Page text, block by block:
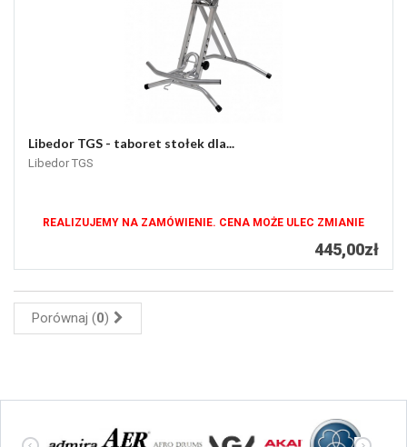
Libedor TGS - taboret stołek dla...
Libedor TGS
REALIZUJEMY NA ZAMÓWIENIE. CENA MOŻE ULEC ZMIANIE
445,00zł
Porównaj (0)